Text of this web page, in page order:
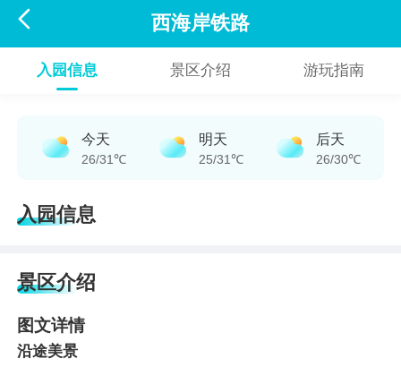
 西海岸铁路
入园信息 景区介绍 游玩指南
今天
26/31℃
明天
25/31℃
后天
26/30℃
入园信息
景区介绍
图文详情
沿途美景